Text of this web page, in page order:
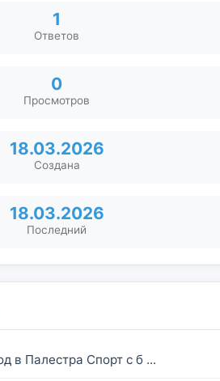
1
Ответов
0
Просмотров
18.03.2026
Создана
18.03.2026
Последний
в Палестра Спорт с б ...